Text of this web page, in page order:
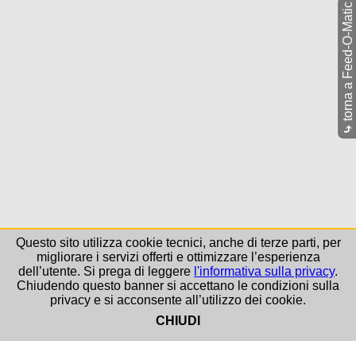
⤷
torna a Feed-O-Matic
Questo sito utilizza cookie tecnici, anche di terze parti, per
migliorare i servizi offerti e ottimizzare l’esperienza
dell’utente. Si prega di leggere l'informativa sulla privacy.
Chiudendo questo banner si accettano le condizioni sulla
privacy e si acconsente all’utilizzo dei cookie.
CHIUDI